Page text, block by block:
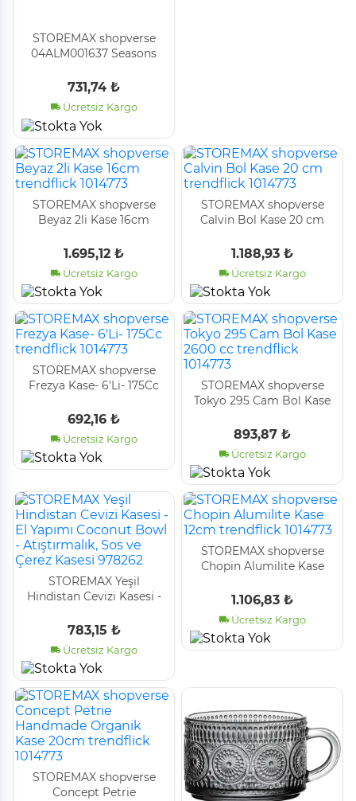
STOREMAX shopverse
04ALM001637 Seasons
1014773
731,74 ₺
Ücretsiz Kargo
STOREMAX shopverse
Beyaz 2li Kase 16cm
1.695,12 ₺
Ücretsiz Kargo
STOREMAX shopverse
Calvin Bol Kase 20 cm
1.188,93 ₺
Ücretsiz Kargo
STOREMAX shopverse
Frezya Kase- 6'Li- 175Cc
692,16 ₺
Ücretsiz Kargo
STOREMAX shopverse
Tokyo 295 Cam Bol Kase
893,87 ₺
Ücretsiz Kargo
STOREMAX Yeşil
Hindistan Cevizi Kasesi -
Atıştırmalık, Sos ve Çerez
Kasesi 978262
783,15 ₺
Ücretsiz Kargo
STOREMAX shopverse
Chopin Alumilite Kase
1.106,83 ₺
Ücretsiz Kargo
STOREMAX shopverse
Concept Petrie